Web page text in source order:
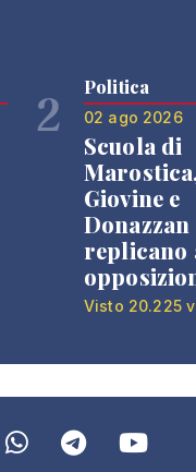
2 Politica
02 ago 2026
Scuola di
Giovine e
Donazzan
replicano
Visto 20.225